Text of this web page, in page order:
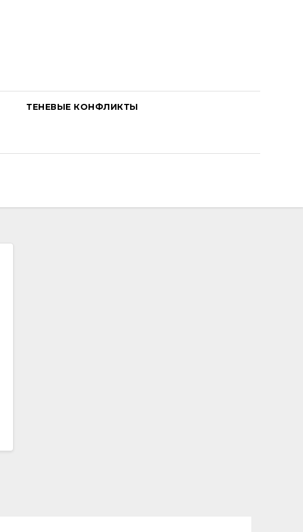
ТЕНЕВЫЕ КОНФЛИКТЫ